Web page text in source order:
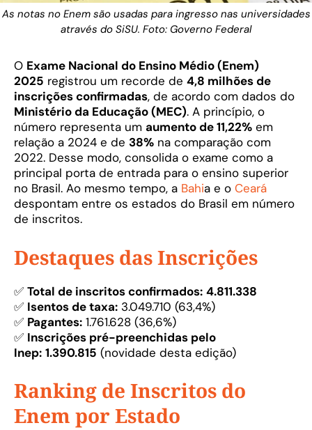
As notas no Enem são usadas para ingresso nas universidades
através do SiSU. Foto: Governo Federal
O Exame Nacional do Ensino Médio (Enem)
2025 registrou um recorde de 4,8 milhões de
inscrições confirmadas, de acordo com dados do
Ministério da Educação (MEC). A princípio, o
número representa um aumento de 11,22% em
relação a 2024 e de 38% na comparação com
2022. Desse modo, consolida o exame como a
principal porta de entrada para o ensino superior
no Brasil. Ao mesmo tempo, a Bahia e o Ceará
despontam entre os estados do Brasil em número
de inscritos.
Destaques das Inscrições
✅ Total de inscritos confirmados: 4.811.338
✅ Isentos de taxa: 3.049.710 (63,4%)
✅ Pagantes: 1.761.628 (36,6%)
✅ Inscrições pré-preenchidas pelo
Inep: 1.390.815 (novidade desta edição)
Ranking de Inscritos do
Enem por Estado